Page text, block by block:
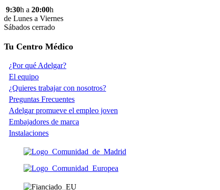
9:30h a 20:00h
de Lunes a Viernes
Sábados cerrado
Tu Centro Médico
¿Por qué Adelgar?
El equipo
¿Quieres trabajar con nosotros?
Preguntas Frecuentes
Adelgar promueve el empleo joven
Embajadores de marca
Instalaciones